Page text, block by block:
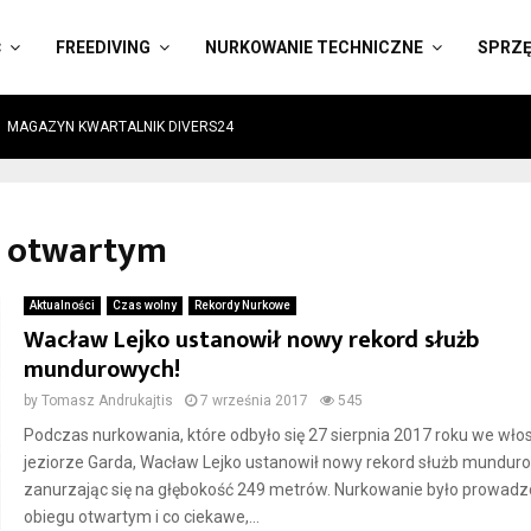
FREEDIVING NURKOWANIE TECHNICZNE
MAGAZYN KWARTALNIK DIVERS24
otwartym
Aktualności Czas wolny Rekordy Nurkowe
Wacław Lejko ustanowił nowy rekord służb
mundurowych!
by Tomasz Andrukajtis 7 września 2017 545
Podczas nurkowania, które odbyło się 27 sierpnia 2017 roku we
jeziorze Garda, Wacław Lejko ustanowił nowy rekord służb
zanurzając się na głębokość 249 metrów. Nurkowanie było
obiegu otwartym i co ciekawe,...